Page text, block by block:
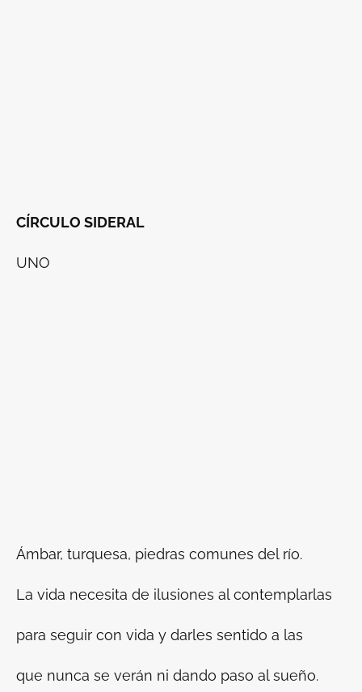
CÍRCULO SIDERAL
UNO
Ámbar, turquesa, piedras comunes del río.
La vida necesita de ilusiones al contemplarlas
para seguir con vida y darles sentido a las
que nunca se verán ni dando paso al sueño.